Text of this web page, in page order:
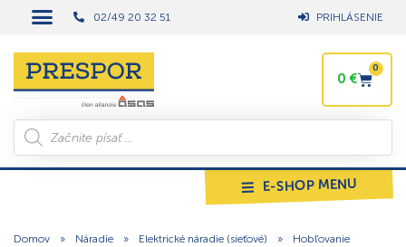
02/49 20 32 51 PRIHLÁSENIE
0 €
0
E-SHOP MENU
Domov » Náradie » Elektrické náradie (sieťové) » Hobľovanie